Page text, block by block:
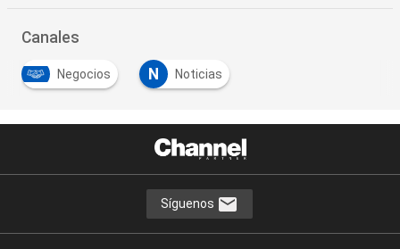
Canales
Negocios N Noticias
Síguenos